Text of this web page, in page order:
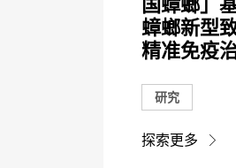
蟑螂新型
精准免疫
研究
探索更多